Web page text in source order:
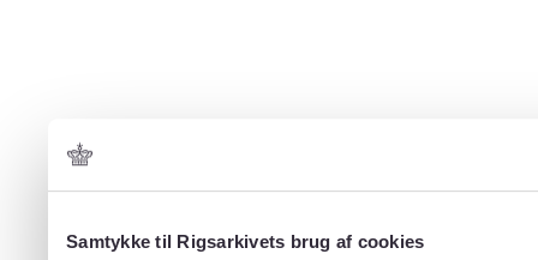
Samtykke til Rigsarkivets brug af cookies